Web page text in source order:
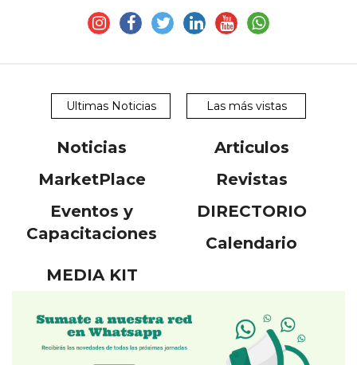
Ultimas Noticias Las más vistas
Noticias
Articulos
MarketPlace
Revistas
Eventos y
Capacitaciones
DIRECTORIO
Calendario
MEDIA KIT